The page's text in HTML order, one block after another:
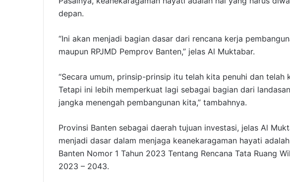
depan.
“Ini akan menjadi bagian dasar dari rencana kerja
maupun RPJMD Pemprov Banten,” jelas Al Muktabar.
“Secara umum, prinsip-prinsip itu telah kita penuhi dan
Tetapi ini lebih memperkuat lagi sebagai bagian dari
jangka menengah pembangunan kita,” tambahnya.
Provinsi Banten sebagai daerah tujuan investasi, jelas Al
menjadi dasar dalam menjaga keanekaragaman hayati
Banten Nomor 1 Tahun 2023 Tentang Rencana Tata Ruang
2023 – 2043.